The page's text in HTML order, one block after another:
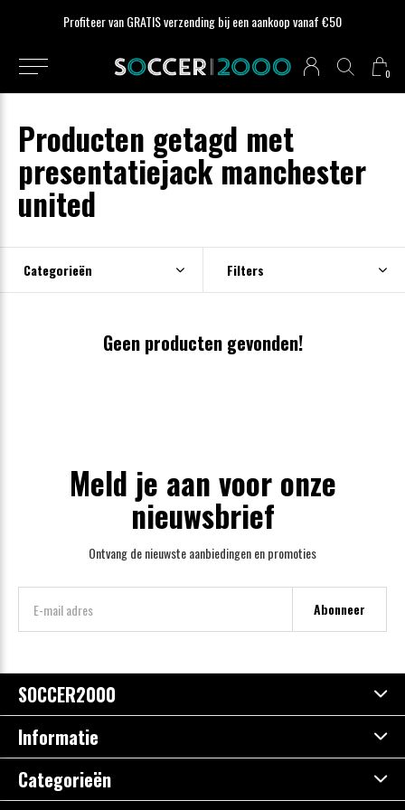
0
Profiteer van GRATIS verzending bij een aankoop vanaf €50
Producten getagd met
presentatiejack manchester
united
Categorieën Filters
Geen producten gevonden!
Meld je aan voor onze
nieuwsbrief
Ontvang de nieuwste aanbiedingen en promoties
Abonneer
SOCCER2000
Informatie
Categorieën